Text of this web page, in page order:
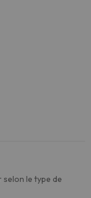
le type de